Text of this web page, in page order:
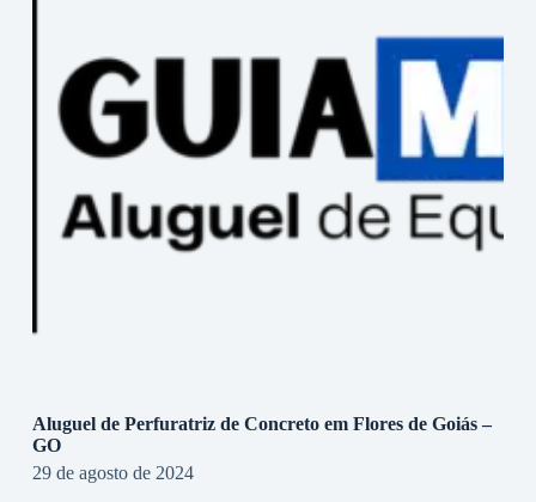
Aluguel de Perfuratriz de Concreto em Flores de Goiás –
GO
29 de agosto de 2024